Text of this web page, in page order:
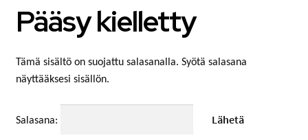
KANSALAISOPISTO
KIRJASTO
MATKAMUISTOT
Pääsy kielletty
Tämä sisältö on suojattu salasanalla. Syötä salasana
näyttääksesi sisällön.
Salasana: